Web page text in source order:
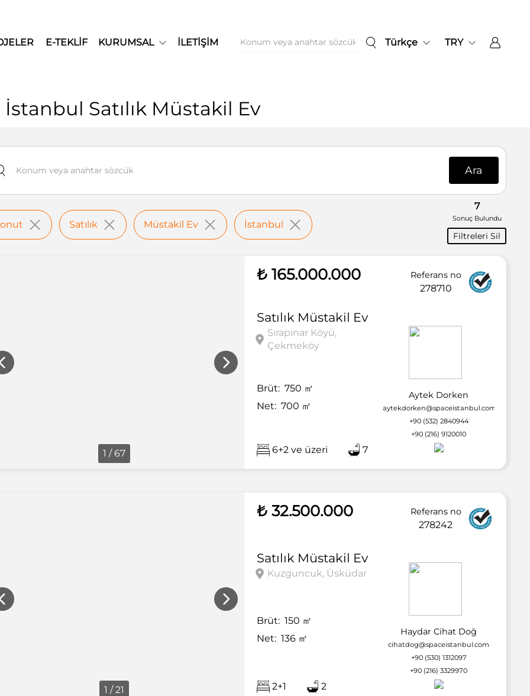
E-TEKLİF KURUMSAL İLETİŞİM Türkçe TRY
İstanbul Satılık Müstakil Ev
Ara
Satılık Müstakil Ev İstanbul
7
Sonuç Bulundu
Filtreleri Sil
1 / 67 2 / 67
₺ 165.000.000
Satılık Müstakil Ev
Sırapınar Köyü,
Çekmeköy
Brüt: 750 ㎡
Net: 700 ㎡
6+2 ve üzeri 7
Referans no
278710
Aytek Dorken
aytekdorken@spaceistanbul.com
+90 (532) 2840944
+90 (216) 9120010
1 / 21
₺ 32.500.000
Satılık Müstakil Ev
Kuzguncuk, Üsküdar
Brüt: 150 ㎡
Net: 136 ㎡
2+1 2
Referans no
278242
Haydar Cihat Doğ
cihatdog@spaceistanbul.com
+90 (530) 1312097
+90 (216) 3329970